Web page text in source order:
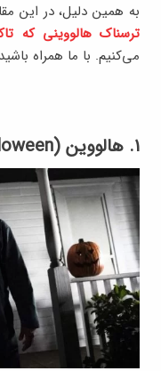
به همین دلیل، در این
ترسناک هالووینی که
می‌کنیم. با ما همراه
۱. هالووین (Halloween)